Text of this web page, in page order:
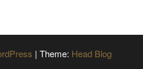
| Theme: Head Blog